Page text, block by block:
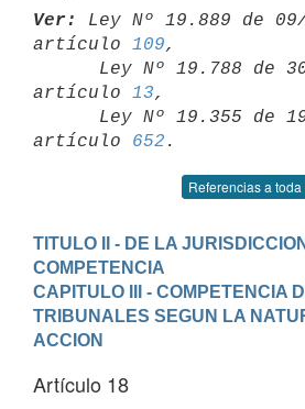
Ver:
Ley Nº 19.889 de
artículo 109,
artículo 13,
artículo 652
Referencias a
TITULO II - DE LA
COMPETENCIA
CAPITULO III - COMPETENCIA
TRIBUNALES SEGUN LA
ACCION
Artículo 18